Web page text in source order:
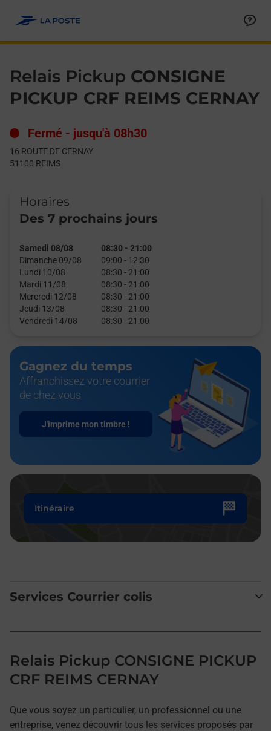
Relais Pickup CONSIGNE
PICKUP CRF REIMS CERNAY
Fermé - jusqu'à 08h30
16 ROUTE DE CERNAY
51100 REIMS
Horaires
Des 7 prochains jours
Samedi 08/08 08:30 - 21:00
Dimanche 09/08
09:00 - 12:30
Lundi 10/08
08:30 - 21:00
Mardi 11/08
08:30 - 21:00
Mercredi 12/08
08:30 - 21:00
Jeudi 13/08
08:30 - 21:00
Vendredi 14/08
08:30 - 21:00
Gagnez du temps
Affranchissez votre courrier
de chez vous
J'imprime mon timbre !
Itinéraire
Services Courrier colis
Relais Pickup CONSIGNE PICKUP
CRF REIMS CERNAY
Que vous soyez un particulier, un professionnel ou une
entreprise, venez découvrir tous les services proposés par